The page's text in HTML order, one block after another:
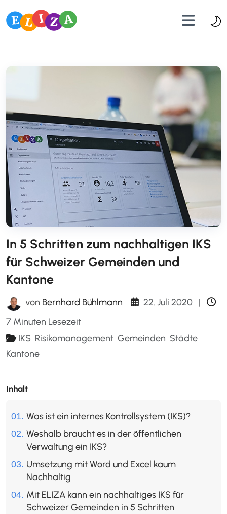
In 5 Schritten zum nachhaltigen IKS
für Schweizer Gemeinden und
Kantone
von Bernhard Bühlmann 22. Juli 2020 |
7 Minuten Lesezeit
IKS Risikomanagement Gemeinden Städte
Kantone
Inhalt
Was ist ein internes Kontrollsystem (IKS)?
Weshalb braucht es in der öffentlichen
Verwaltung ein IKS?
Umsetzung mit Word und Excel kaum
Nachhaltig
Mit ELIZA kann ein nachhaltiges IKS für
Schweizer Gemeinden in 5 Schritten